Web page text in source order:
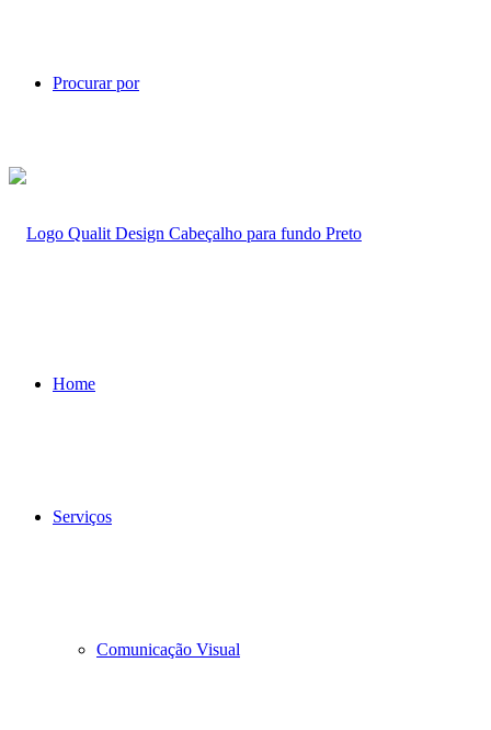
Procurar por
Home
Serviços
Comunicação Visual